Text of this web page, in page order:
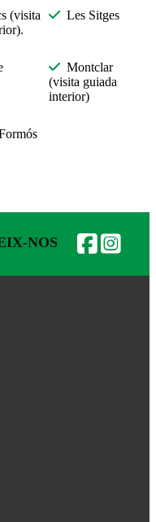
(visita
Les Sitges
Montclar
(visita guiada
interior)
NOS